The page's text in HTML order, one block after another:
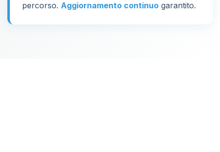
percorso. Aggiornamento continuo garantito.